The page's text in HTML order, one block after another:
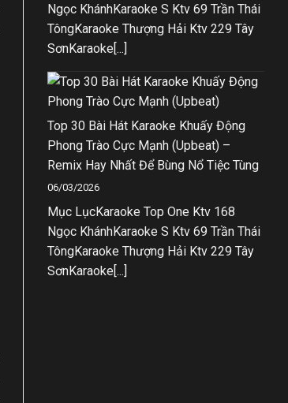
Ngọc KhánhKaraoke S Ktv 69 Trần Thái
TôngKaraoke Thượng Hải Ktv 229 Tây
SơnKaraoke[...]
Top 30 Bài Hát Karaoke Khuấy Động
Phong Trào Cực Mạnh (Upbeat) –
Remix Hay Nhất Để Bùng Nổ Tiệc Tùng
06/03/2026
Mục LụcKaraoke Top One Ktv 168
Ngọc KhánhKaraoke S Ktv 69 Trần Thái
TôngKaraoke Thượng Hải Ktv 229 Tây
SơnKaraoke[...]